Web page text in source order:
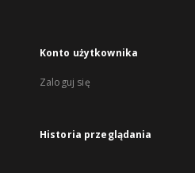
Konto użytkownika
Zaloguj się
Historia przeglądania